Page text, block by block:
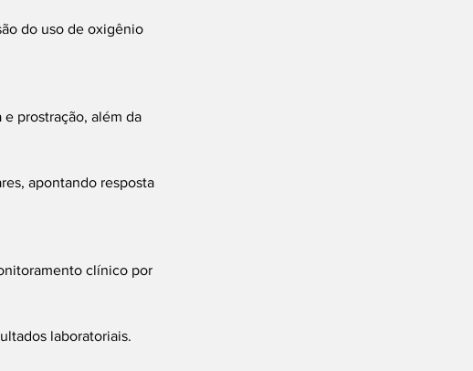
do uso de oxigênio
prostração, além da
apontando resposta
clínico por
laboratoriais.